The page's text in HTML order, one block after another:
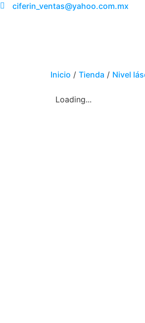
ciferin_ventas@yahoo.com.mx
Inicio / Tienda / Nivel
Loading...